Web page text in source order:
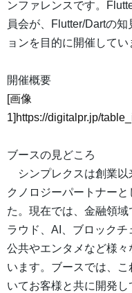
ンファレンスです。
員会が、Flutter/Dartの
ョンを目的に開催してい
開催概要
[画像
1]https://digitalpr.jp/
ブースの見どころ
シンプレクスは創業以
クノロジーパートナー
た。現在では、金融領
ラウド、AI、ブロックチ
公共やエンタメなど様
います。ブースでは、
いてお客様と共に開発